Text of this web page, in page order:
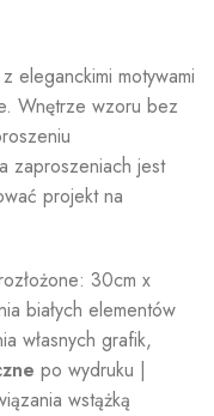
eleganckimi motywami
Wnętrze wzoru bez
zaproszeniach jest
projekt na
30cm x
białych elementów
własnych grafik,
po wydruku |
wstążką